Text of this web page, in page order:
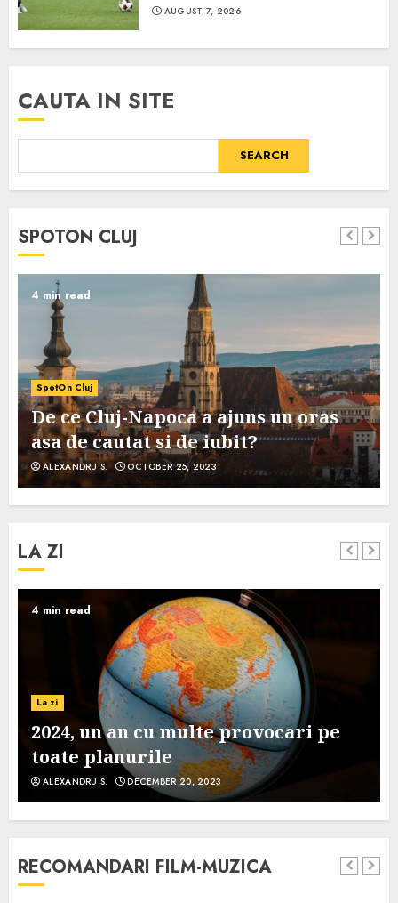
AUGUST 7, 2026
CAUTA IN SITE
SEARCH
SPOTON CLUJ
4 min read
SpotOn Cluj
De ce Cluj-Napoca a ajuns un oras
asa de cautat si de iubit?
ALEXANDRU S. OCTOBER 25, 2023
LA ZI
4 min read
La zi
2024, un an cu multe provocari pe
toate planurile
ALEXANDRU S. DECEMBER 20, 2023
RECOMANDARI FILM-MUZICA